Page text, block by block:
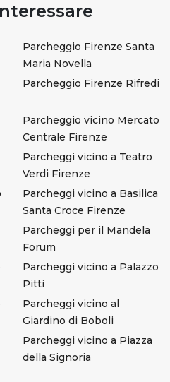
Parcheggio Firenze Santa
Maria Novella
Parcheggio Firenze Rifredi
Parcheggio vicino Mercato
Centrale Firenze
Parcheggi vicino a Teatro
Verdi Firenze
Parcheggi vicino a Basilica
Santa Croce Firenze
Parcheggi per il Mandela
Forum
Parcheggi vicino a Palazzo
Pitti
Parcheggi vicino al
Giardino di Boboli
Parcheggi vicino a Piazza
della Signoria